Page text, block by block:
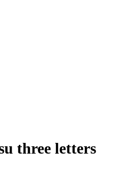
three letters